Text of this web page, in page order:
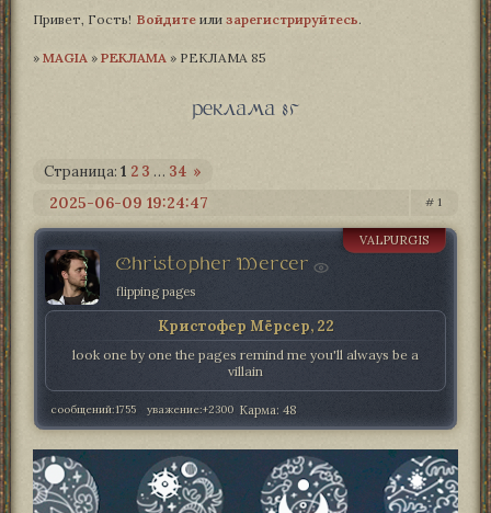
Привет, Гость! Войдите или зарегистрируйтесь.
» MAGIA­ » РЕКЛАМА » РЕКЛАМА 85
реклама 85
Страница: 1 2 3 … 34 »
1
2025-06-09 19:24:47
Christopher Mercer
VALPURGIS
flipping pages
Кристофер Мёрсер, 22
look one by one the pages remind me you'll always be a
villain
сообщений:1755 уважение:+2300 Карма: 48